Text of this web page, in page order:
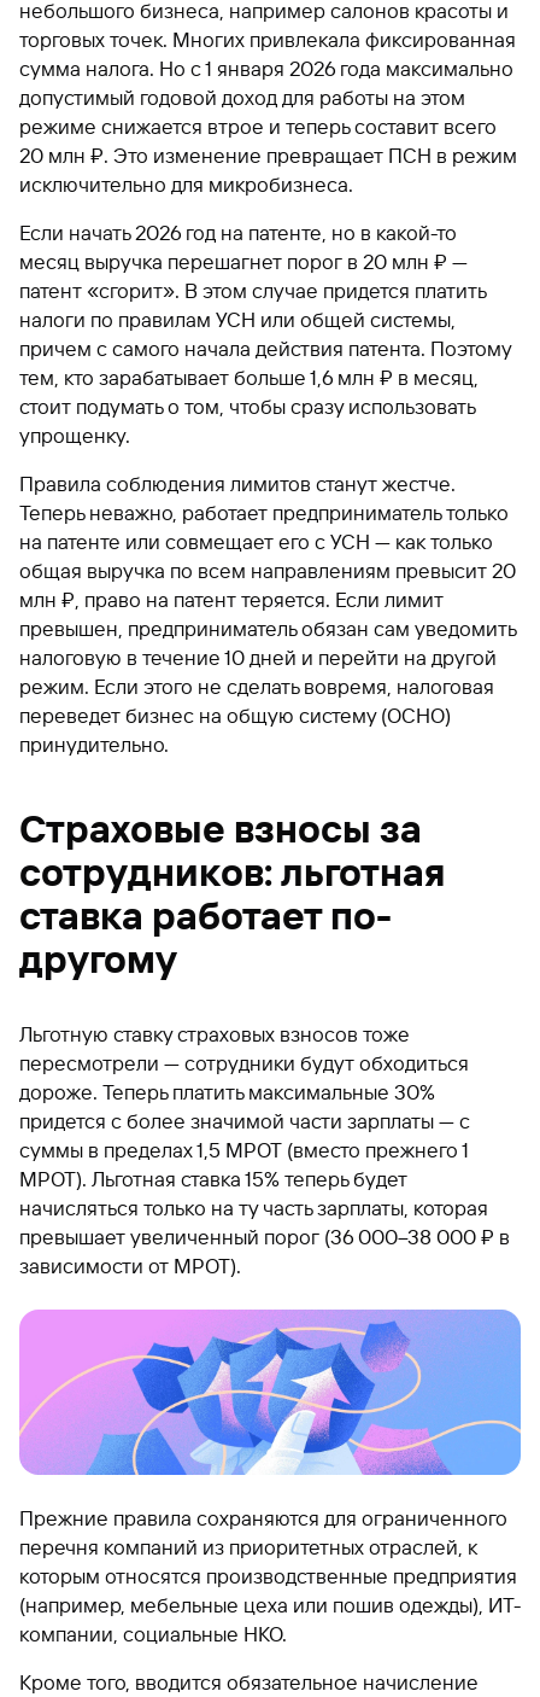
небольшого бизнеса, например салонов красоты и
торговых точек. Многих привлекала фиксированная
сумма налога. Но с 1 января 2026 года максимально
допустимый годовой доход для работы на этом
режиме снижается втрое и теперь составит всего
20 млн ₽. Это изменение превращает ПСН в режим
исключительно для микробизнеса.
Если начать 2026 год на патенте, но в какой-то
месяц выручка перешагнет порог в 20 млн ₽ —
патент «сгорит». В этом случае придется платить
налоги по правилам УСН или общей системы,
причем с самого начала действия патента. Поэтому
тем, кто зарабатывает больше 1,6 млн ₽ в месяц,
стоит подумать о том, чтобы сразу использовать
упрощенку.
Правила соблюдения лимитов станут жестче.
Теперь неважно, работает предприниматель только
на патенте или совмещает его с УСН — как только
общая выручка по всем направлениям превысит 20
млн ₽, право на патент теряется. Если лимит
превышен, предприниматель обязан сам уведомить
налоговую в течение 10 дней и перейти на другой
режим. Если этого не сделать вовремя, налоговая
переведет бизнес на общую систему (ОСНО)
принудительно.
Страховые взносы за
сотрудников: льготная
ставка работает по-
другому
Льготную ставку страховых взносов тоже
пересмотрели — сотрудники будут обходиться
дороже. Теперь платить максимальные 30%
придется с более значимой части зарплаты — с
суммы в пределах 1,5 МРОТ (вместо прежнего 1
МРОТ). Льготная ставка 15% теперь будет
начисляться только на ту часть зарплаты, которая
превышает увеличенный порог (36 000–38 000 ₽ в
зависимости от МРОТ).
Прежние правила сохраняются для ограниченного
перечня компаний из приоритетных отраслей, к
которым относятся производственные предприятия
(например, мебельные цеха или пошив одежды), ИТ-
компании, социальные НКО.
Кроме того, вводится обязательное начисление